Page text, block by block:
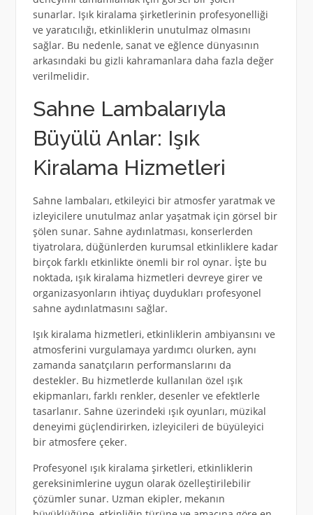
sunarlar. Işık kiralama şirketlerinin profesyonelliği
ve yaratıcılığı, etkinliklerin unutulmaz olmasını
sağlar. Bu nedenle, sanat ve eğlence dünyasının
arkasındaki bu gizli kahramanlara daha fazla değer
verilmelidir.
Sahne Lambalarıyla
Büyülü Anlar: Işık
Kiralama Hizmetleri
Sahne lambaları, etkileyici bir atmosfer yaratmak ve
izleyicilere unutulmaz anlar yaşatmak için görsel bir
şölen sunar. Sahne aydınlatması, konserlerden
tiyatrolara, düğünlerden kurumsal etkinliklere kadar
birçok farklı etkinlikte önemli bir rol oynar. İşte bu
noktada, ışık kiralama hizmetleri devreye girer ve
organizasyonların ihtiyaç duydukları profesyonel
sahne aydınlatmasını sağlar.
Işık kiralama hizmetleri, etkinliklerin ambiyansını ve
atmosferini vurgulamaya yardımcı olurken, aynı
zamanda sanatçıların performanslarını da
destekler. Bu hizmetlerde kullanılan özel ışık
ekipmanları, farklı renkler, desenler ve efektlerle
tasarlanır. Sahne üzerindeki ışık oyunları, müzikal
deneyimi güçlendirirken, izleyicileri de büyüleyici
bir atmosfere çeker.
Profesyonel ışık kiralama şirketleri, etkinliklerin
gereksinimlerine uygun olarak özelleştirilebilir
çözümler sunar. Uzman ekipler, mekanın